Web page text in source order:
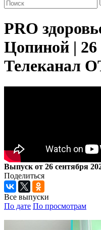
PRO
Цопиной | 26
Телеканал
Выпуск от 26 сентября
Поделиться
Все выпуски
По дате По просмотрам